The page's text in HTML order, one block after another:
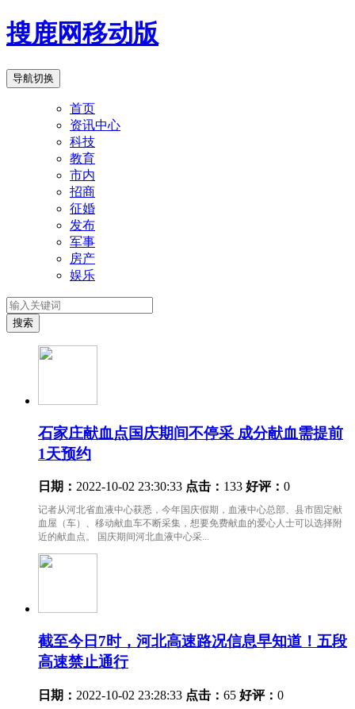
搜鹿网移动版
导航切换
首页
资讯中心
科技
教育
市内
招商
征婚
发布
军事
房产
娱乐
搜索
石家庄献血点国庆期间不停采 成分献血需提前
1天预约
日期： 2022-10-02 23:30:33 点击： 133 好评： 0
记者从河北省血液中心获悉，今年国庆假期，血液中心总部、县市固定献
血屋（车）、移动献血车不断采集，想要免费献血的爱心人士可以选择附
近的献血点。 国庆期间河北血液中心采...
截至今日7时，河北高速路况信息早知道！五段
高速禁止通行
日期： 2022-10-02 23:28:33 点击： 65 好评： 0